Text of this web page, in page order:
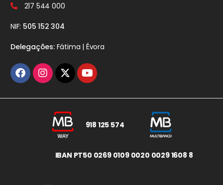
217 544 000
NIF: 505 152 304
Delegações:Fátima | Évora
918 125 574
IBAN PT50 0269 0109 0020 0029 1608 8